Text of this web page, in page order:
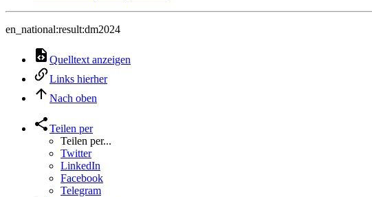
en_national:result:dm2024
Quelltext anzeigen
Links hierher
Nach oben
Teilen per
Teilen per...
Twitter
LinkedIn
Facebook
Telegram